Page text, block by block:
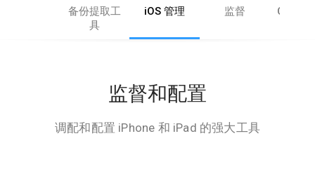
备份提取工
具
iOS 管理 监督
监督和配置
调配和配置 iPhone 和 iPad 的强大工具